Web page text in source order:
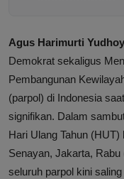
Agus Harimurti
Demokrat sekaligus
Pembangunan
(parpol) di Indonesia
signifikan. Dalam
Hari Ulang Tahun
Senayan, Jakarta,
seluruh parpol kini